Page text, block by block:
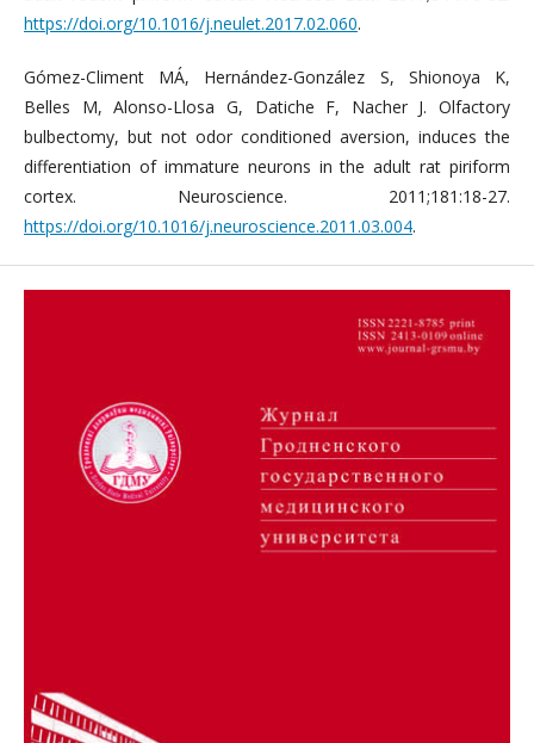
https://doi.org/10.1016/j.neulet.2017.02.060.
Gómez-Climent MÁ, Hernández-González S, Shionoya K,
Belles M, Alonso-Llosa G, Datiche F, Nacher J. Olfactory
bulbectomy, but not odor conditioned aversion, induces the
differentiation of immature neurons in the adult rat piriform
cortex. Neuroscience. 2011;181:18-27.
https://doi.org/10.1016/j.neuroscience.2011.03.004.